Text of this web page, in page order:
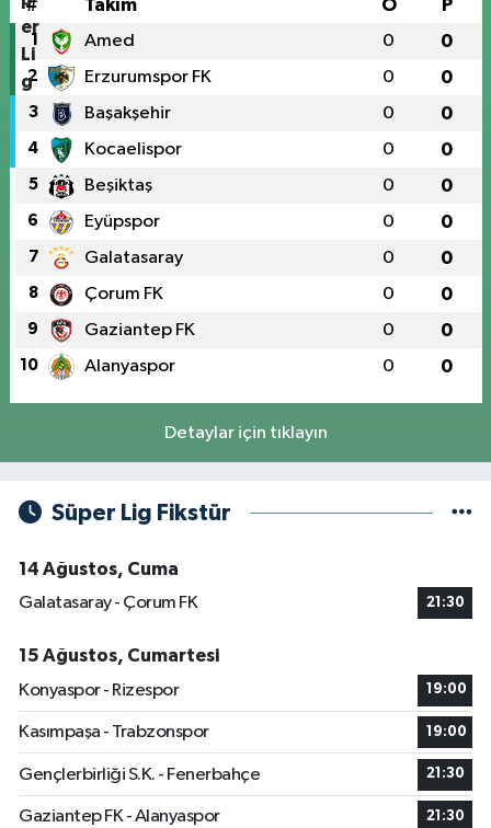
# Takım O P
1 Amed 0 0
2 Erzurumspor FK 0 0
3 Başakşehir 0 0
4 Kocaelispor 0 0
5 Beşiktaş 0 0
6 Eyüpspor 0 0
7 Galatasaray 0 0
8 Çorum FK 0 0
9 Gaziantep FK 0 0
10 Alanyaspor 0 0
Detaylar için tıklayın
Süper Lig Fikstür
14 Ağustos, Cuma
Galatasaray - Çorum FK
21:30
15 Ağustos, Cumartesi
Konyaspor - Rizespor
19:00
Kasımpaşa - Trabzonspor 19:00
Gençlerbirliği S.K. - Fenerbahçe 21:30
Gaziantep FK - Alanyaspor 21:30